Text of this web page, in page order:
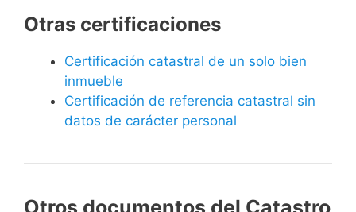
Otras certificaciones
Certificación catastral de un solo bien
inmueble
Certificación de referencia catastral sin
datos de carácter personal